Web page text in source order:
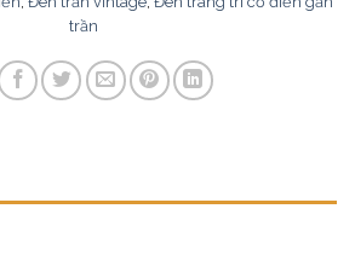
trần